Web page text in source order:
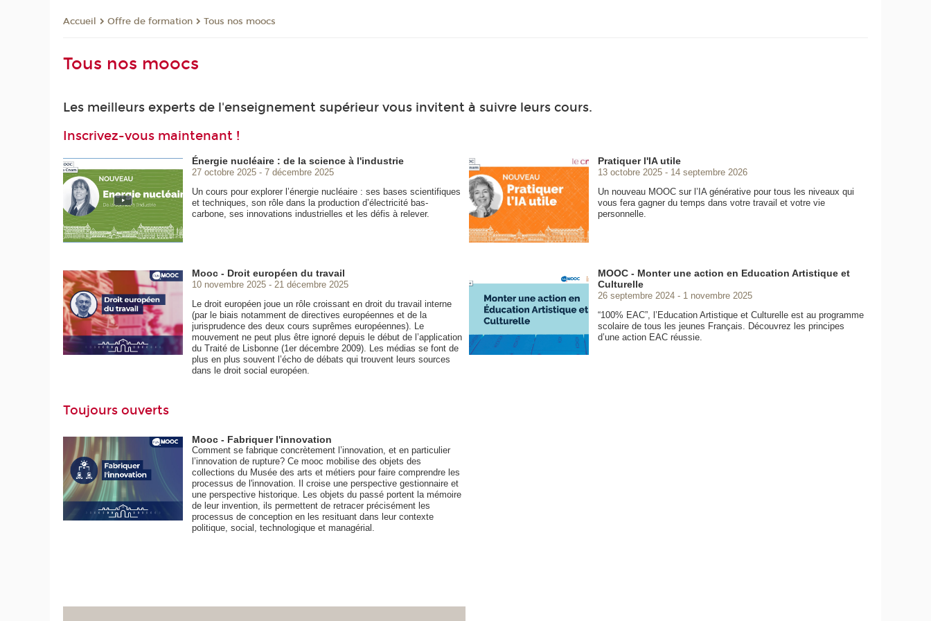
Accueil Offre de formation Tous nos moocs
Tous nos moocs
Les meilleurs experts de l'enseignement supérieur vous invitent à suivre leurs cours.
Inscrivez-vous maintenant !
Énergie nucléaire : de la science à l'industrie
27 octobre 2025
7 décembre 2025
Un cours pour explorer l’énergie nucléaire : ses bases scientifiques
et techniques, son rôle dans la production d’électricité bas-
carbone, ses innovations industrielles et les défis à relever.
Pratiquer l'IA utile
13 octobre 2025
14 septembre 2026
Un nouveau MOOC sur l’IA générative pour tous les niveaux qui
vous fera gagner du temps dans votre travail et votre vie
personnelle.
Mooc - Droit européen du travail
10 novembre 2025
21 décembre 2025
Le droit européen joue un rôle croissant en droit du travail interne
(par le biais notamment de directives européennes et de la
jurisprudence des deux cours suprêmes européennes). Le
mouvement ne peut plus être ignoré depuis le début de l’application
du Traité de Lisbonne (1er décembre 2009). Les médias se font de
plus en plus souvent l’écho de débats qui trouvent leurs sources
dans le droit social européen.
MOOC - Monter une action en Education Artistique et
Culturelle
26 septembre 2024
1 novembre 2025
“100% EAC”, l’Education Artistique et Culturelle est au programme
scolaire de tous les jeunes Français. Découvrez les principes
d’une action EAC réussie.
Toujours ouverts
Mooc - Fabriquer l'innovation
Comment se fabrique concrètement l’innovation, et en particulier
l’innovation de rupture? Ce mooc mobilise des objets des
collections du Musée des arts et métiers pour faire comprendre les
processus de l'innovation. Il croise une perspective gestionnaire et
une perspective historique. Les objets du passé portent la mémoire
de leur invention, ils permettent de retracer précisément les
processus de conception en les resituant dans leur contexte
politique, social, technologique et managérial.